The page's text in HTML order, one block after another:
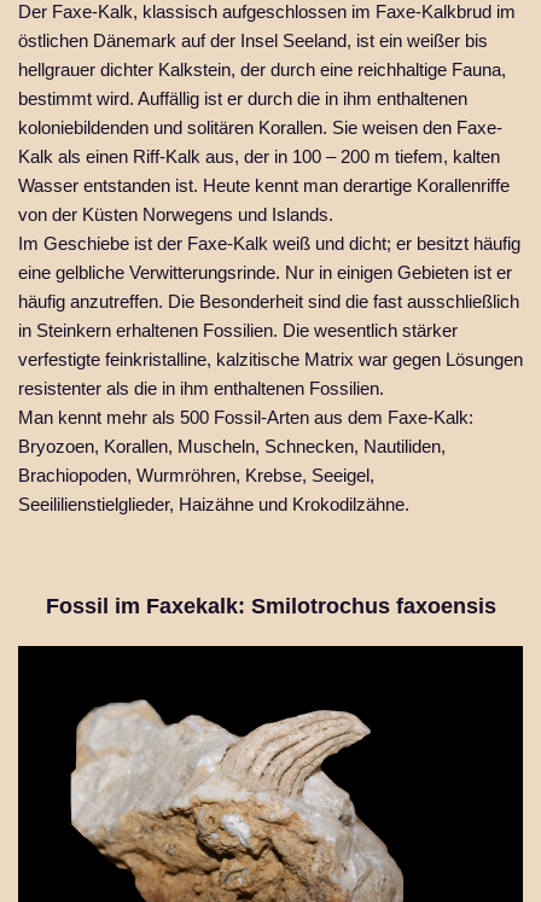
Der Faxe-Kalk, klassisch aufgeschlossen im Faxe-Kalkbrud im
östlichen Dänemark auf der Insel Seeland, ist ein weißer bis
hellgrauer dichter Kalkstein, der durch eine reichhaltige Fauna,
bestimmt wird. Auffällig ist er durch die in ihm enthaltenen
koloniebildenden und solitären Korallen. Sie weisen den Faxe-
Kalk als einen Riff-Kalk aus, der in 100 – 200 m tiefem, kalten
Wasser entstanden ist. Heute kennt man derartige Korallenriffe
von der Küsten Norwegens und Islands.
Im Geschiebe ist der Faxe-Kalk weiß und dicht; er besitzt häufig
eine gelbliche Verwitterungsrinde. Nur in einigen Gebieten ist er
häufig anzutreffen. Die Besonderheit sind die fast ausschließlich
in Steinkern erhaltenen Fossilien. Die wesentlich stärker
verfestigte feinkristalline, kalzitische Matrix war gegen Lösungen
resistenter als die in ihm enthaltenen Fossilien.
Man kennt mehr als 500 Fossil-Arten aus dem Faxe-Kalk:
Bryozoen, Korallen, Muscheln, Schnecken, Nautiliden,
Brachiopoden, Wurmröhren, Krebse, Seeigel,
Seeililienstielglieder, Haizähne und Krokodilzähne.
Fossil im Faxekalk: Smilotrochus faxoensis